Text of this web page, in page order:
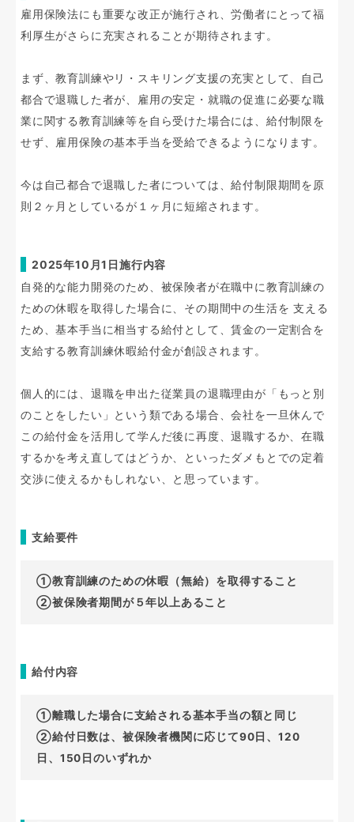
雇用保険法にも重要な改正が施行され、労働者にとって福
利厚生がさらに充実されることが期待されます。
まず、教育訓練やリ・スキリング支援の充実として、自己
都合で退職した者が、雇用の安定・就職の促進に必要な職
業に関する教育訓練等を自ら受けた場合には、給付制限を
せず、雇用保険の基本手当を受給できるようになります。
今は自己都合で退職した者については、給付制限期間を原
則２ヶ月としているが１ヶ月に短縮されます。
2025年10月1日施行内容
自発的な能力開発のため、被保険者が在職中に教育訓練の
ための休暇を取得した場合に、その期間中の生活を 支える
ため、基本手当に相当する給付として、賃金の一定割合を
支給する教育訓練休暇給付金が創設されます。
個人的には、退職を申出た従業員の退職理由が「もっと別
のことをしたい」という類である場合、会社を一旦休んで
この給付金を活用して学んだ後に再度、退職するか、在職
するかを考え直してはどうか、といったダメもとでの定着
交渉に使えるかもしれない、と思っています。
支給要件
①教育訓練のための休暇（無給）を取得すること
②被保険者期間が５年以上あること
給付内容
①離職した場合に支給される基本手当の額と同じ
②給付日数は、被保険者機関に応じて90日、120
日、150日のいずれか